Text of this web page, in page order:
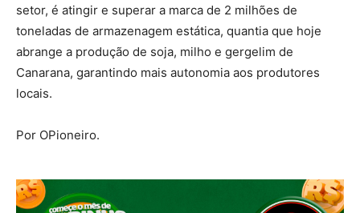
setor, é atingir e superar a marca de 2 milhões de
toneladas de armazenagem estática, quantia que hoje
abrange a produção de soja, milho e gergelim de
Canarana, garantindo mais autonomia aos produtores
locais.
Por OPioneiro.